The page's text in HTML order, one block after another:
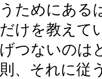
うためにある
だけを教えて
げつないのは
則、それに従